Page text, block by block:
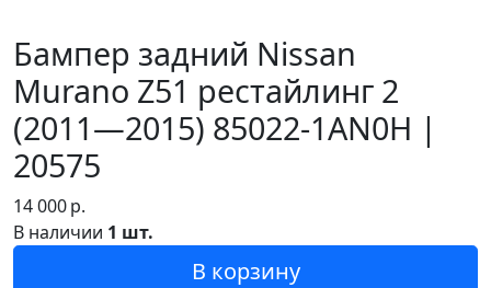
Бампер задний Nissan
Murano Z51 рестайлинг 2
(2011—2015) 85022-1AN0H |
20575
14 000р.
В наличии 1 шт.
В корзину